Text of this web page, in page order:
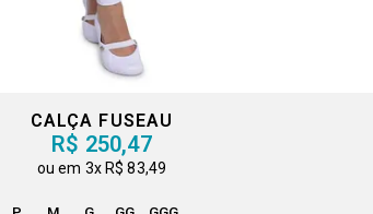
CALÇA FUSEAU
R$ 250,47
3x R$ 83,49